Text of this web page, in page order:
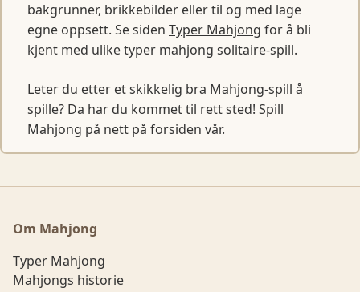
bakgrunner, brikkebilder eller til og med lage
egne oppsett. Se siden Typer Mahjong for å bli
kjent med ulike typer mahjong solitaire-spill.
Leter du etter et skikkelig bra Mahjong-spill å
spille? Da har du kommet til rett sted! Spill
Mahjong på nett på forsiden vår.
Om Mahjong
Typer Mahjong
Mahjongs historie